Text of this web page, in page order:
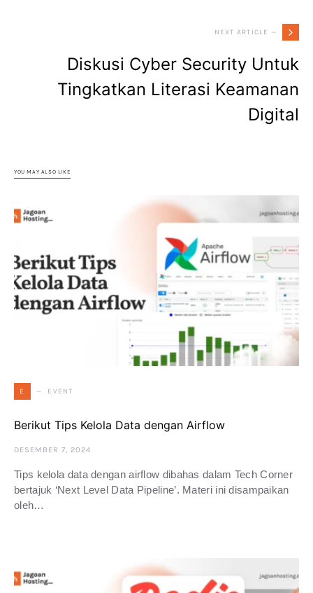
NEXT ARTICLE —
Diskusi Cyber Security Untuk
Tingkatkan Literasi Keamanan
Digital
YOU MAY ALSO LIKE
E EVENT
Berikut Tips Kelola Data dengan Airflow
DESEMBER 7, 2024
Tips kelola data dengan airflow dibahas dalam Tech Corner
bertajuk ‘Next Level Data Pipeline’. Materi ini disampaikan
oleh…